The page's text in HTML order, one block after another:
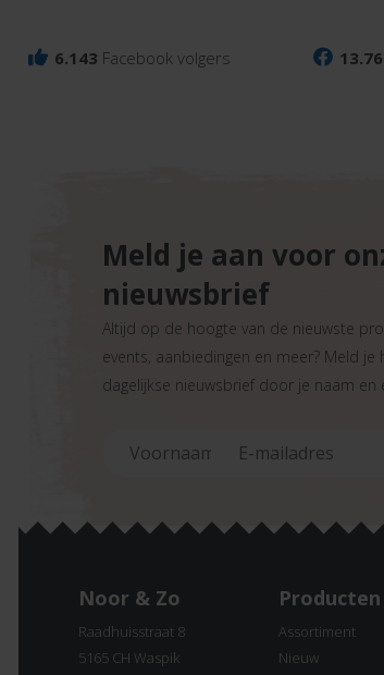
6.143 Facebook volgers
Meld je aan voor
nieuwsbrief
Altijd op de hoogte van de nieuwste
events, aanbiedingen en meer? Meld je
dagelijkse nieuwsbrief door je naam
Noor & Zo
Raadhuisstraat 8
5165 CH Waspik
Producten
Assortiment
Nieuw